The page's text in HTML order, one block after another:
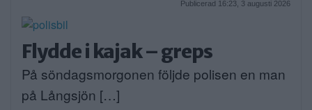
Publicerad 16:23, 3 augusti 2026
Flydde i kajak – greps
På söndagsmorgonen följde polisen en man
på Långsjön […]